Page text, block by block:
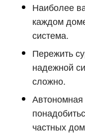
Наиболее
каждом
система.
Пережить
надежной
сложно.
частных